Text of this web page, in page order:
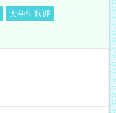
大学生歓迎